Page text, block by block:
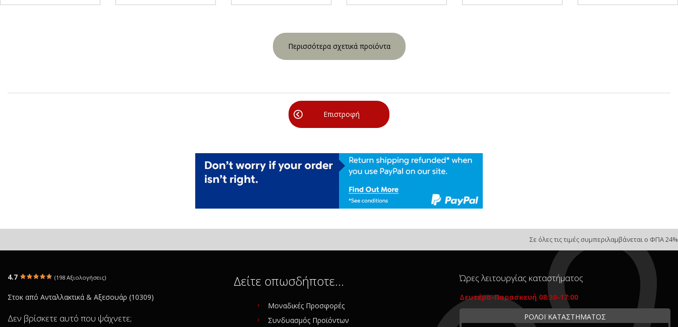
Περισσότερα σχετικά προϊόντα
Επιστροφή
Σε όλες τις τιμές συμπεριλαμβάνεται ο ΦΠΑ 24%
4.7 (198 Αξιολογήσεις)
Στοκ από Ανταλλακτικά & Αξεσουάρ (10309)
Δεν βρίσκετε αυτό που ψάχνετε;
Δείτε οπωσδήποτε…
Μοναδικές Προσφορές
Συνδυασμός Προϊόντων
Ώρες λειτουργίας καταστήματος
Δευτέρα-Παρασκευή 08:30-17:00
ΡΟΛΟΪ ΚΑΤΑΣΤΗΜΑΤΟΣ